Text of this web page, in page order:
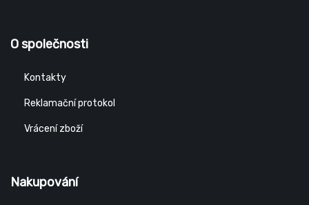
O společnosti
Kontakty
Reklamační protokol
Vrácení zboží
Nakupování